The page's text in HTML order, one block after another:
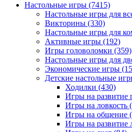
Настольные игры (7415)
Настольные игры для
Викторины (330)
Настольные игры для
Активные игры (192)
Игры головоломки (359)
Настольные игры для
Экономические игры
Детские настольные
Ходилки (430)
Игры на развитие
Игры на ловкость
Игры на общение
Игры на развитие